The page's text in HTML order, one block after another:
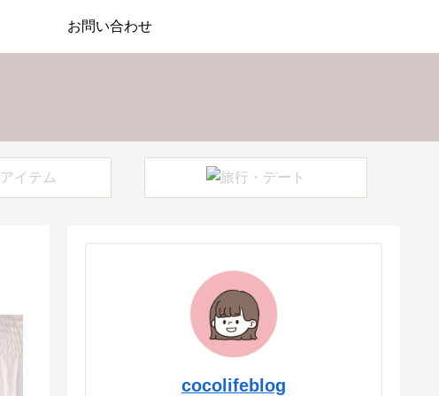
お問い合わせ
cocolifeblog